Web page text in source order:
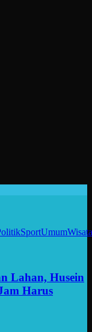
SportUmumWisata
Lahan, Husein
Harus